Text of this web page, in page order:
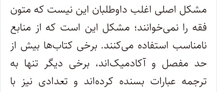
مشکل اصلی اغلب داوطلبان این نیست که متون
فقه را نمی‌خوانند؛ مشکل این است که از منابع
نامناسب استفاده می‌کنند. برخی کتاب‌ها بیش از
حد مفصل و آکادمیک‌اند، برخی دیگر تنها به
ترجمه عبارات بسنده کرده‌اند و تعدادی نیز با